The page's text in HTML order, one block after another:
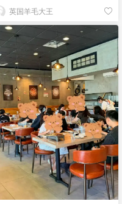
英国羊毛大王